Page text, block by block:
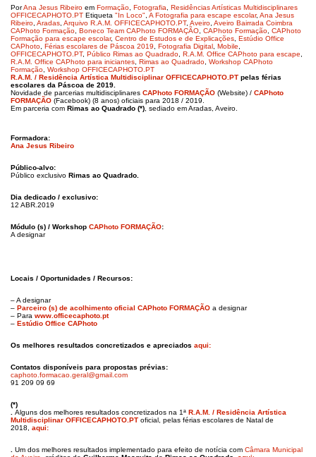
PorAna Jesus Ribeiro em Formação Fotografia
Residências Artísticas Multidisciplinares
OFFICECAPHOTO.PT Etiqueta "In Loco" A Fotografia para escape escolar, Ana Jesus
Ribeiro Aradas Arquivo R.A.M. OFFICECAPHOTO.PT, Aveiro Aveiro Bairrada Coimbra
CAPhoto Formação Boneco Team CAPhoto FORMAÇÃO CAPhoto Formação CAPhoto
Formação para escape escolar, Centro de Estudos e de Explicações Estúdio Office
CAPhoto Férias escolares de Páscoa 2019 Fotografia Digital Mobile
OFFICECAPHOTO.PT, Público Rimas ao Quadrado R.A.M. Office CAPhoto para escape
R.A.M. Office CAPhoto para iniciantes Rimas ao Quadrado Workshop CAPhoto
Formação Workshop OFFICECAPHOTO.PT
R.A.M. / Residência Artística Multidisciplinar OFFICECAPHOTO.PT pelas férias
escolares da Páscoa de 2019.
Novidade de parcerias multidisciplinares CAPhoto FORMAÇÃO (Website) / CAPhoto
FORMAÇÃO (Facebook) (8 anos) oficiais para 2018 / 2019.
Em parceria com Rimas ao Quadrado (*) , sediado em Aradas, Aveiro.
Formadora:
Ana Jesus Ribeiro
Público-alvo:
Público exclusivo Rimas ao Quadrado.
Dia dedicado / exclusivo:
12 ABR.2019
Módulo (s) / Workshop CAPhoto FORMAÇÃO:
A designar
Locais / Oportunidades / Recursos:
– A designar
– Parceiro (s) de acolhimento oficial CAPhoto FORMAÇÃO a designar
– Para www.officecaphoto.pt
– Estúdio Office CAPhoto
Os melhores resultados concretizados e apreciados aqui:
Contatos disponíveis para propostas prévias:
caphoto.formacao.geral@gmail. com
91 209 09 69
(*)
Alguns dos melhores resultados concretizados na 1ª R.A.M. / Residência Artística
Multidisciplinar OFFICECAPHOTO.PT oficial, pelas férias escolares de Natal de
2018, aqui:
Um dos melhores resultados implementado para efeito de notícia com Câmara Municipal